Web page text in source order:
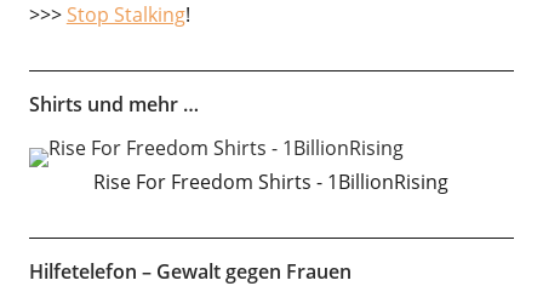
>>> Stop Stalking!
Shirts und mehr …
Rise For Freedom Shirts - 1BillionRising
Hilfetelefon – Gewalt gegen Frauen